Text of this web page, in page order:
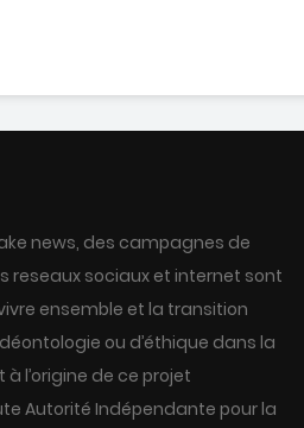
news, des campagnes de
sociaux et internet sont
ensemble et la transition
ou d’éthique dans la
l’origine de ce projet
Autorité Indépendante pour la